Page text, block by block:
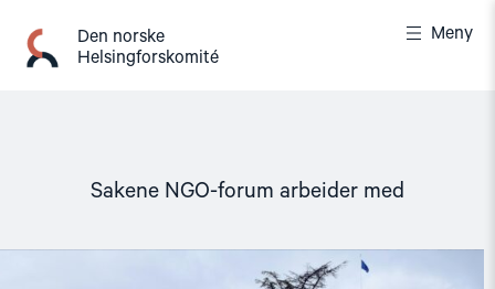
innhold
Den norske
Helsingforskomité
Meny
Sakene NGO-forum arbeider med
article